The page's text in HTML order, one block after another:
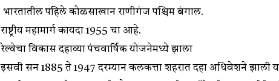
भारतातील पहिले कोळसाखान राणीगंज पश्चिम बंगाल.
राष्ट्रीय महामार्ग कायदा 1955 चा आहे.
रेल्वेचा विकास दहाव्या पंचवार्षिक योजनेमध्ये झाला
इसवी सन 1885 ते 1947 दरम्यान कलकत्ता शहरात दहा अधिवेशने झाली